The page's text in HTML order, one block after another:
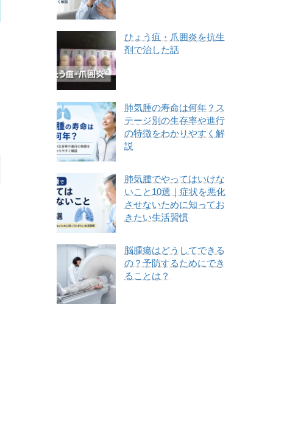
ひょう疽・爪囲炎を抗生
剤で治した話
肺気腫の寿命は何年？ス
テージ別の生存率や進行
の特徴をわかりやすく解
説
肺気腫でやってはいけな
いこと10選｜症状を悪化
させないために知ってお
きたい生活習慣
脳腫瘍はどうしてできる
の？予防するためにでき
ることは？